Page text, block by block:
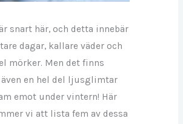
snart här, och detta innebär
dagar, kallare väder och
mörker. Men det finns
en hel del ljusglimtar
emot under vintern! Här
vi att lista fem av dessa